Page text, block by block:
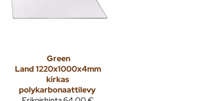
Green
Land 1220x1000x4mm
kirkas
polykarbonaattilevy